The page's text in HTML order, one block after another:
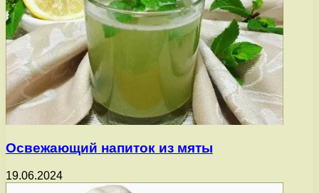
Освежающий напиток из мяты
19.06.2024